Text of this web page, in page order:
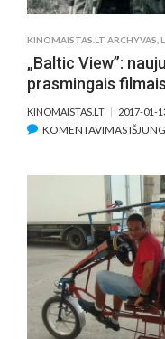
KINOMAISTAS.LT ARCHYVAS
„Baltic View”:
prasmingais filmais
KINOMAISTAS.LT 2017-01-
KOMENTAVIMAS